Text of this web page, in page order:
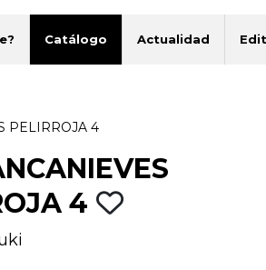
Catálogo Actualidad
PELIRROJA 4
4